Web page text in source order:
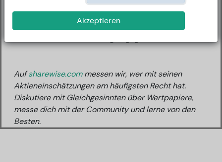
Neueste Ratings
Aufsharewise.commessen wir, wer mit seinen
Aktieneinschätzungen am häufigsten Recht hat.
Diskutiere mit Gleichgesinnten über Wertpapiere,
messe dich mit der Community und lerne von den
Besten.
Akzeptieren